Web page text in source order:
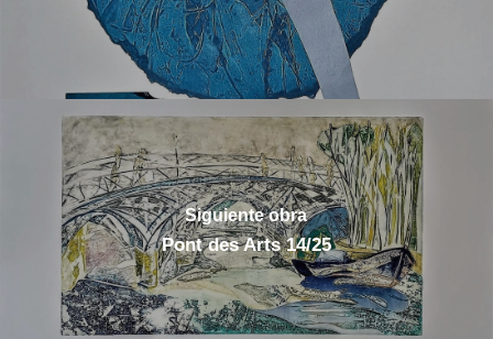
Siguiente obra
Pont des Arts 14/25